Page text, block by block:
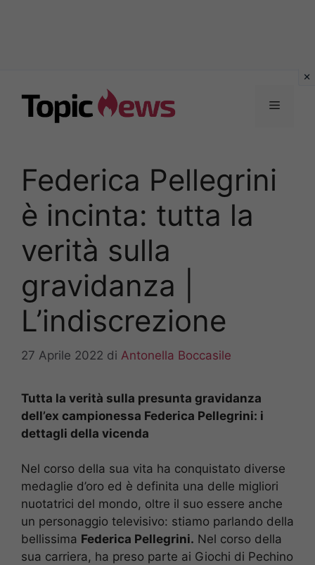
contenuto
Menu
Federica Pellegrini
è incinta: tutta la
verità sulla
gravidanza |
L’indiscrezione
27 Aprile 2022 di Antonella Boccasile
Tutta la verità sulla presunta gravidanza
dell’ex campionessa Federica Pellegrini: i
dettagli della vicenda
Nel corso della sua vita ha conquistato diverse
medaglie d’oro ed è definita una delle migliori
nuotatrici del mondo, oltre il suo essere anche
un personaggio televisivo: stiamo parlando della
bellissima Federica Pellegrini. Nel corso della
sua carriera, ha preso parte ai Giochi di Pechino